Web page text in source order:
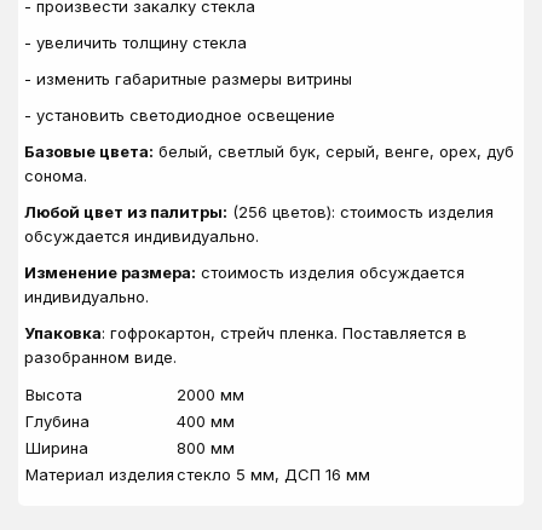
- произвести закалку стекла
- увеличить толщину стекла
- изменить габаритные размеры витрины
- установить светодиодное освещение
Базовые цвета: белый, светлый бук, серый, венге, орех, дуб
сонома.
Любой цвет из палитры: (256 цветов): стоимость изделия
обсуждается индивидуально.
Изменение размера: стоимость изделия обсуждается
индивидуально.
Упаковка: гофрокартон, стрейч пленка. Поставляется в
разобранном виде.
Высота
2000 мм
Глубина
400 мм
Ширина
800 мм
Материал изделиястекло 5 мм, ДСП 16 мм